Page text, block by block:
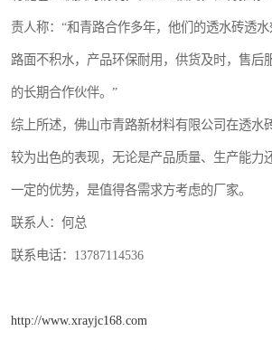
责人称：“和青路合作多年，他们的透水砖透
路面不积水，产品环保耐用，供货及时，售后
的长期合作伙伴。”
综上所述，佛山市青路新材料有限公司在透水
较为出色的表现，无论是产品质量、生产能力
一定的优势，是值得各需求方考虑的厂家。
联系人：何总
联系电话：13787114536
http://www.xrayjc168.com